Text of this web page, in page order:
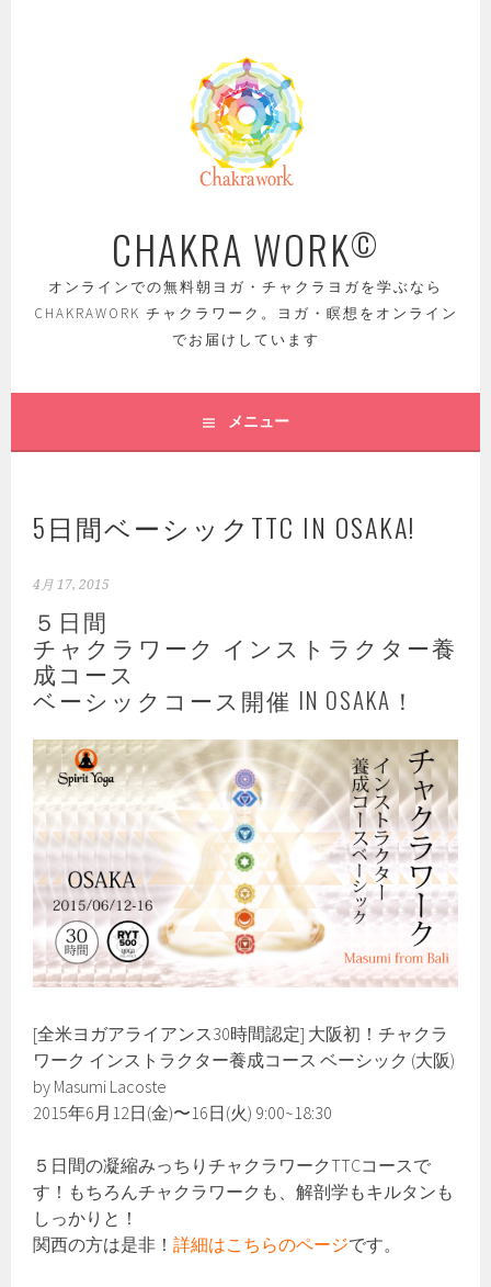
CHAKRA WORK©
オンラインでの無料朝ヨガ・チャクラヨガを学ぶなら
CHAKRAWORK チャクラワーク。ヨガ・瞑想をオンライン
でお届けしています
メニュー
5日間ベーシックTTC IN OSAKA!
4月 17, 2015
５日間
チャクラワーク インストラクター養
成コース
ベーシックコース開催 IN OSAKA！
[全米ヨガアライアンス30時間認定] 大阪初！チャクラ
ワーク インストラクター養成コース ベーシック (大阪)
by Masumi Lacoste
2015年6月12日(金)〜16日(火) 9:00~18:30
５日間の凝縮みっちりチャクラワークTTCコースで
す！もちろんチャクラワークも、解剖学もキルタンも
しっかりと！
関西の方は是非！詳細はこちらのページです。